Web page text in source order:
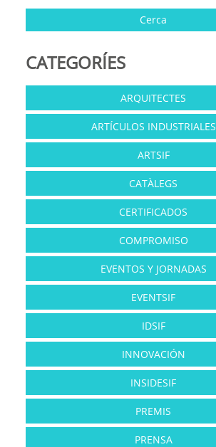
CATEGORÍES
ARQUITECTES
ARTÍCULOS INDUSTRIALES
ARTSIF
CATÀLEGS
CERTIFICADOS
COMPROMISO
EVENTOS Y JORNADAS
EVENTSIF
IDSIF
INNOVACIÓN
INSIDESIF
PREMIS
PRENSA